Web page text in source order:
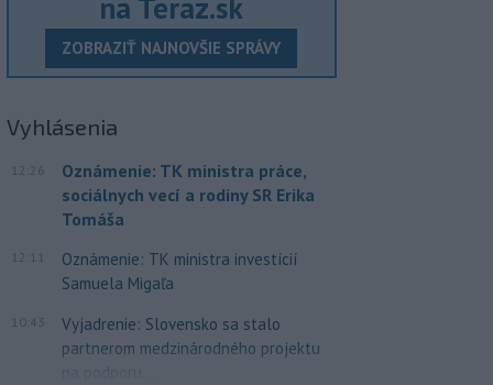
ZOBRAZIŤ NAJNOVŠIE SPRÁVY
Vyhlásenia
12:26
Oznámenie: TK ministra práce,
sociálnych vecí a rodiny SR Erika
Tomáša
12:11
Oznámenie: TK ministra investícií
Samuela Migaľa
10:43
Vyjadrenie: Slovensko sa stalo
partnerom medzinárodného projektu
na podporu...